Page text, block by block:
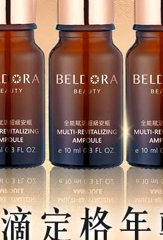
離島宅配
每筆NT$250，滿NT$1,000(含以上)免運費
貨到付款
每筆NT$150，滿NT$1,000(含以上)免運費
國家/地區配送